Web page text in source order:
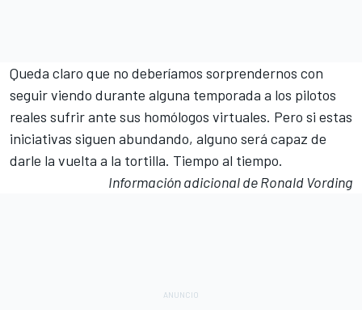
Queda claro que no deberíamos sorprendernos con
seguir viendo durante alguna temporada a los pilotos
reales sufrir ante sus homólogos virtuales. Pero si estas
iniciativas siguen abundando, alguno será capaz de
darle la vuelta a la tortilla. Tiempo al tiempo.
Información adicional de Ronald Vording